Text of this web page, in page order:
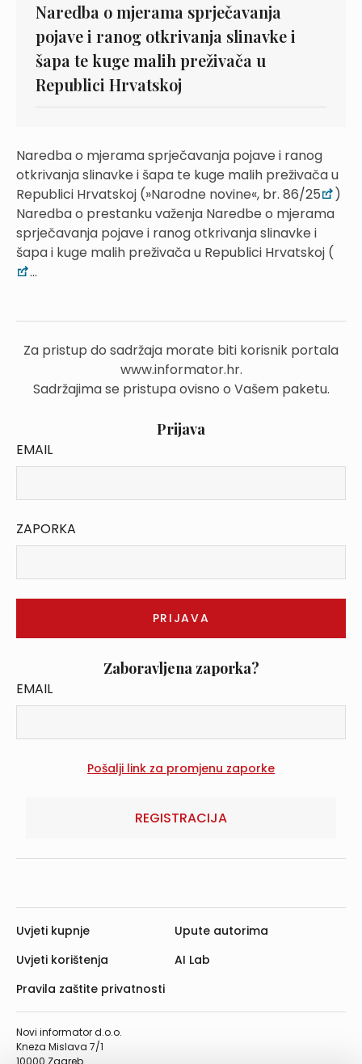
Naredba o mjerama sprječavanja
pojave i ranog otkrivanja slinavke i
šapa te kuge malih preživača u
Republici Hrvatskoj
Naredba o mjerama sprječavanja pojave i ranog
otkrivanja slinavke i šapa te kuge malih preživača u
Republici Hrvatskoj (»Narodne novine«, br. 86/25
)
Naredba o prestanku važenja Naredbe o mjerama
sprječavanja pojave i ranog otkrivanja slinavke i
šapa i kuge malih preživača u Republici Hrvatskoj (
...
Za pristup do sadržaja morate biti korisnik portala
www.informator.hr.
Sadržajima se pristupa ovisno o Vašem paketu.
Prijava
EMAIL
ZAPORKA
Zaboravljena zaporka?
EMAIL
REGISTRACIJA
Novi informator d.o.o.
Kneza Mislava 7/1
Uvjeti kupnje
Uvjeti korištenja
Pravila zaštite privatnosti
Upute autorima
AI Lab